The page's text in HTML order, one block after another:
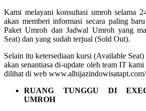
Kami melayani konsultasi umroh selama
akan memberi informasi secara paling
Paket Umroh dan Jadwal Umroh yang
Seat) dan yang sudah terjual (Sold Out).
Selain itu ketersediaan kursi (Available
akan senantiasa di-update oleh team IT
dilihat di web
RUANG TUNGGU DI
UMROH